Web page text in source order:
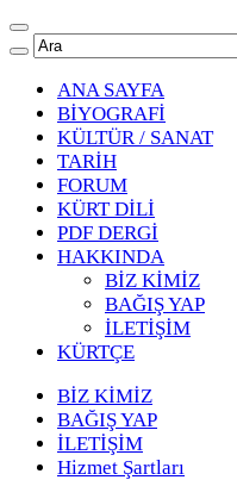
ANA SAYFA
BİYOGRAFİ
KÜLTÜR / SANAT
TARİH
FORUM
KÜRT DİLİ
PDF DERGİ
HAKKINDA
BİZ KİMİZ
BAĞIŞ YAP
İLETİŞİM
KÜRTÇE
BİZ KİMİZ
BAĞIŞ YAP
İLETİŞİM
Hizmet Şartları